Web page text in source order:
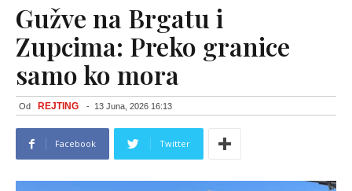
Gužve na Brgatu i
Zupcima: Preko granice
samo ko mora
Od REJTING - 13 Juna, 2026 16:13
Facebook Twitter